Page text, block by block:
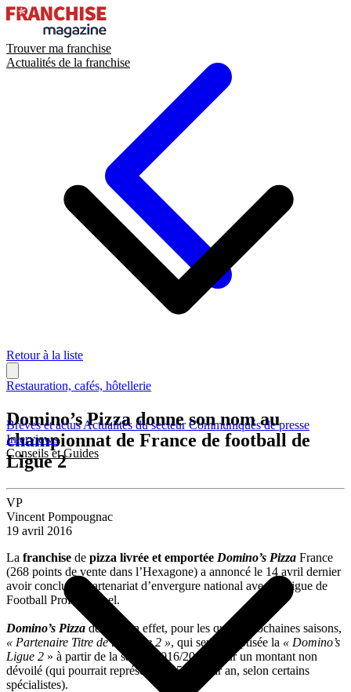
Trouver ma franchise
Actualités de la franchise
Brèves et actusActualités du secteurCommuniqués de presse
Interviews
Conseils et Guides
Retour à la liste
Restauration, cafés, hôtellerie
Domino’s Pizza donne son nom au
championnat de France de football de
Ligue 2
VP
Vincent Pompougnac
19 avril 2016
La franchise de pizza livrée et emportée Domino’s Pizza France
(268 points de vente dans l’Hexagone) a annoncé le 14 avril dernier
avoir conclu un partenariat d’envergure national avec la Ligue de
Football Professionnel.
Domino’s Pizza devient en effet, pour les quatre prochaines saisons,
« Partenaire Titre de la Ligue 2 », qui sera rebaptisée la « Domino’s
Ligue 2 » à partir de la saison 2016/2017, pour un montant non
dévoilé (qui pourrait représenter 1,5 M€ par an, selon certains
spécialistes).